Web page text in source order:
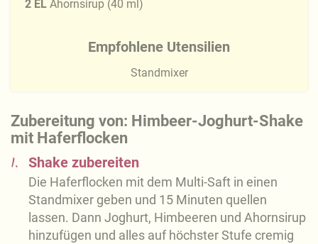
Zubereitung von: Himbeer-Joghurt-Shake
mit Haferflocken
1. Shake zubereiten
Die Haferflocken mit dem Multi-Saft in einen
Standmixer geben und 15 Minuten quellen
lassen. Dann Joghurt, Himbeeren und Ahornsirup
hinzufügen und alles auf höchster Stufe cremig
2 EL Ahornsirup (40 ml)
Empfohlene Utensilien
Standmixer